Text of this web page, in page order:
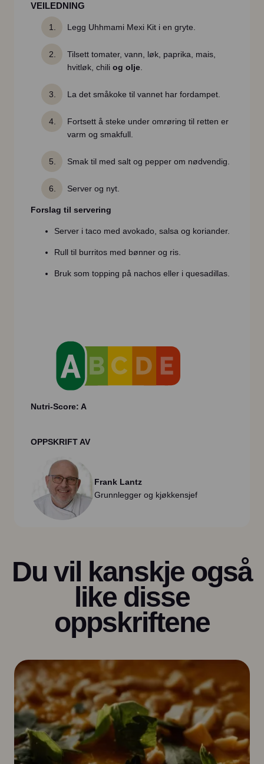
VEILEDNING
Legg Uhhmami Mexi Kit i en gryte.
Tilsett tomater, vann, løk, paprika, mais,
hvitløk, chili og olje
La det småkoke til vannet har fordampet.
Fortsett å steke under omrøring til retten er
varm og smakfull.
Smak til med salt og pepper om nødvendig.
Server og nyt.
Forslag til servering
Server i taco med avokado, salsa og koriander.
Rull til burritos med bønner og ris.
Bruk som topping på nachos eller i quesadillas.
Nutri-Score: A
OPPSKRIFT AV
Frank Lantz
Grunnlegger og kjøkkensjef
Du vil kanskje også
like disse
oppskriftene